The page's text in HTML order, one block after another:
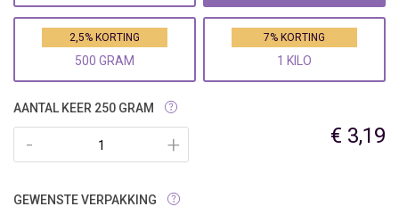
2,5% KORTING
500 GRAM
7% KORTING
1 KILO
AANTAL KEER 250 GRAM
+
- € 3,19
GEWENSTE VERPAKKING